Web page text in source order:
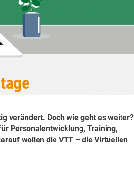
verändert. Doch wie geht es weiter?
Personalentwicklung, Training,
wollen die VTT – die Virtuellen